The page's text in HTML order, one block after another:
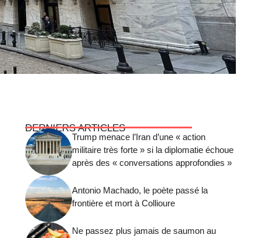
DERNIERS ARTICLES
Trump menace l’Iran d’une « action
militaire très forte » si la diplomatie échoue
après des « conversations approfondies »
Antonio Machado, le poète passé la
frontière et mort à Collioure
Ne passez plus jamais de saumon au